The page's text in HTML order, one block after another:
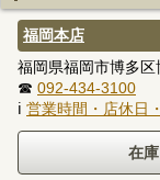
福岡本店
福岡県福岡市博多
☎ 092-434-3100
ℹ 営業時間・店休日